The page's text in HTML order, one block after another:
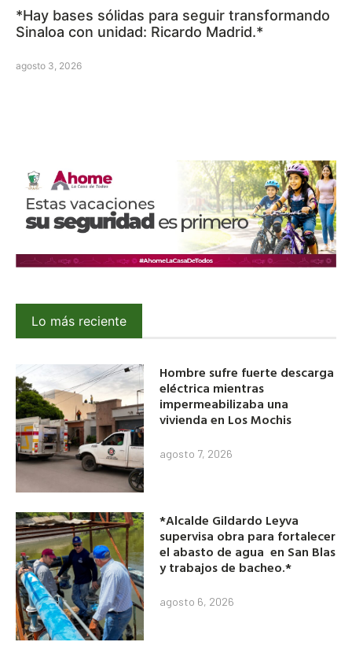
*Hay bases sólidas para seguir transformando
Sinaloa con unidad: Ricardo Madrid.*
agosto 3, 2026
Lo más reciente
Hombre sufre fuerte descarga
eléctrica mientras
impermeabilizaba una
vivienda en Los Mochis
agosto 7, 2026
*Alcalde Gildardo Leyva
supervisa obra para fortalecer
el abasto de agua en San Blas
y trabajos de bacheo.*
agosto 6, 2026